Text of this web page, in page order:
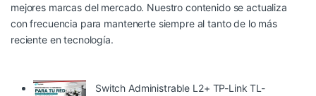
mejores marcas del mercado. Nuestro contenido se actualiza
con frecuencia para mantenerte siempre al tanto de lo más
reciente en tecnología.
Switch Administrable L2+ TP-Link TL-